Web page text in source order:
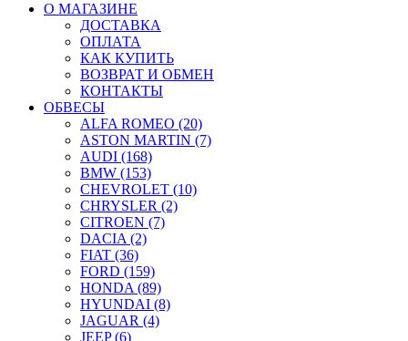
О МАГАЗИНЕ
ДОСТАВКА
ОПЛАТА
КАК КУПИТЬ
ВОЗВРАТ И ОБМЕН
КОНТАКТЫ
ОБВЕСЫ
ALFA ROMEO (20)
ASTON MARTIN (7)
AUDI (168)
BMW (153)
CHEVROLET (10)
CHRYSLER (2)
CITROEN (7)
DACIA (2)
FIAT (36)
FORD (159)
HONDA (89)
HYUNDAI (8)
JAGUAR (4)
JEEP (6)